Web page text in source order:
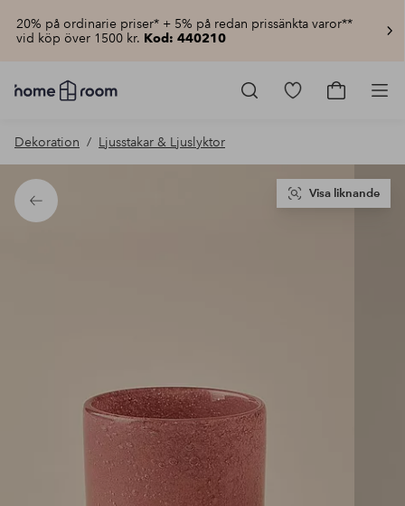
20% på ordinarie priser* + 5% på redan prissänkta varor**
vid köp över 1500 kr. Kod: 440210
Homeroom
–
hemmet
till
lågt
pris
Gå
Gå
Dekoration Ljusstakar & Ljuslyktor
Tillbaka
Visa liknande